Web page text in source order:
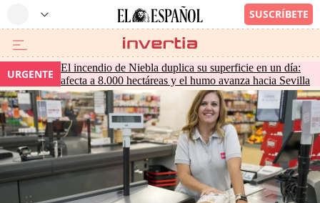
URGENTE
El incendio de Niebla duplica su superficie en un día:
afecta a 8.000 hectáreas y el humo avanza hacia Sevilla